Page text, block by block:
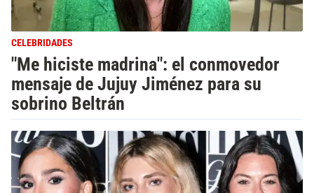
CELEBRIDADES
"Me hiciste madrina": el conmovedor
mensaje de Jujuy Jiménez para su
sobrino Beltrán